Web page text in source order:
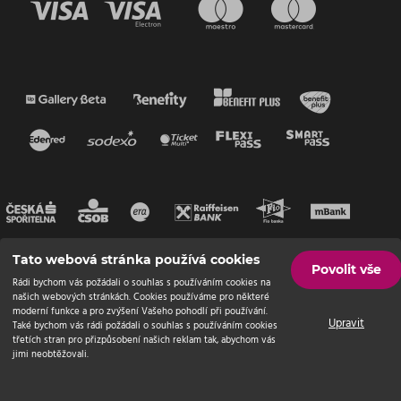
Tato webová stránka používá cookies
Rádi bychom vás požádali o souhlas s používáním cookies na
našich webových stránkách. Cookies používáme pro některé
moderní funkce a pro zvýšení Vašeho pohodlí při používání.
Také bychom vás rádi požádali o souhlas s používáním cookies
třetích stran pro přizpůsobení našich reklam tak, abychom vás
jimi neobtěžovali.
Povolit vše
Upravit